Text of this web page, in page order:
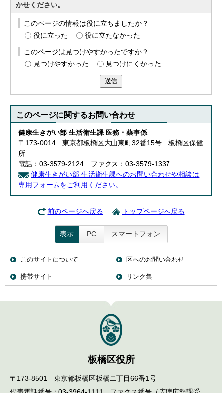
かせください。
このページの情報は役に立ちましたか？
役に立った
役に立たなかった
このページは見つけやすかったですか？
見つけやすかった
見つけにくかった
送信
このページに関するお問い合わせ
健康生きがい部 生活衛生課 医務・薬事係
〒173-0014 東京都板橋区大山東町32番15号 板橋区保健
所
電話：03-3579-2124 ファクス：03-3579-1337
健康生きがい部 生活衛生課へのお問い合わせや相談は
専用フォームをご利用ください。
前のページへ戻る トップページへ戻る
表示 PC スマートフォン
このサイトについて 区へのお問い合わせ
携帯サイト リンク集
板橋区役所
〒173-8501 東京都板橋区板橋二丁目66番1号